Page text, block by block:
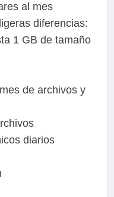
al mes
diferencias:
1 GB de tamaño
de archivos y
diarios